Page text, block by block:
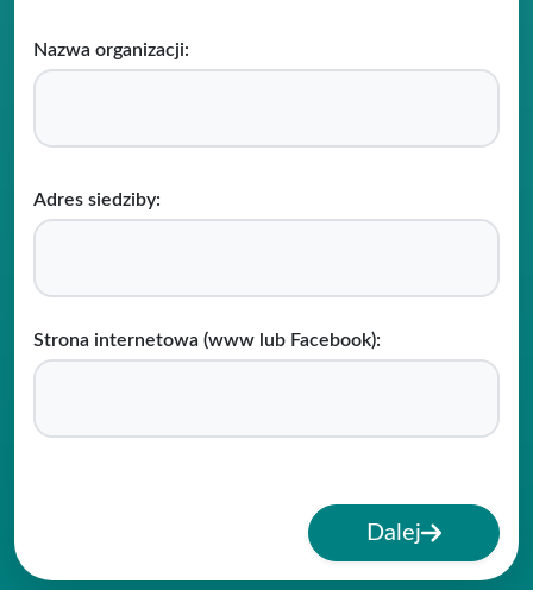
Nazwa organizacji:
Adres siedziby:
Strona internetowa (www lub Facebook):
Dalej